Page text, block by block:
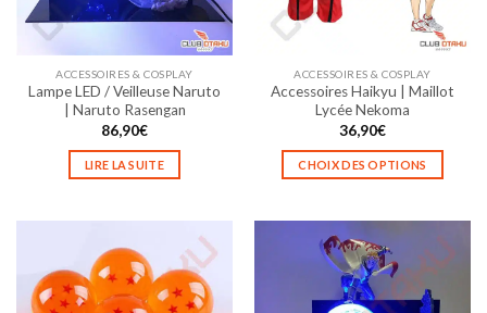
choisies
page
du
produit
ACCESSOIRES & COSPLAY
Lampe LED / Veilleuse Naruto
| Naruto Rasengan
86,90€
LIRE LA SUITE
ACCESSOIRES & COSPLAY
Accessoires Haikyu | Maillot
Lycée Nekoma
36,90€
CHOIX DES OPTIONS
a
plusieurs
variations.
Les